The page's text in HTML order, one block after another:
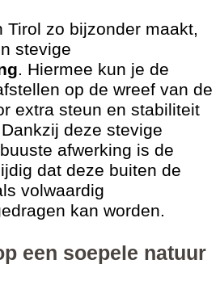
Tirol zo bijzonder maakt,
stevige
. Hiermee kun je de
op de wreef van de
extra steun en stabiliteit
deze stevige
afwerking is de
dat deze buiten de
volwaardig
kan worden.
een soepele natuur